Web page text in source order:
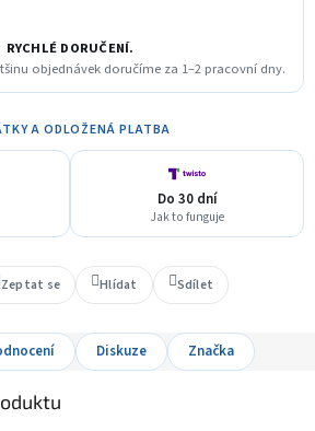
RYCHLÉ DORUČENÍ.
objednávek doručíme za 1–2 pracovní dny.
A ODLOŽENÁ PLATBA
Do 30 dní
Jak to funguje
Zeptat se Hlídat Sdílet
Diskuze Značka